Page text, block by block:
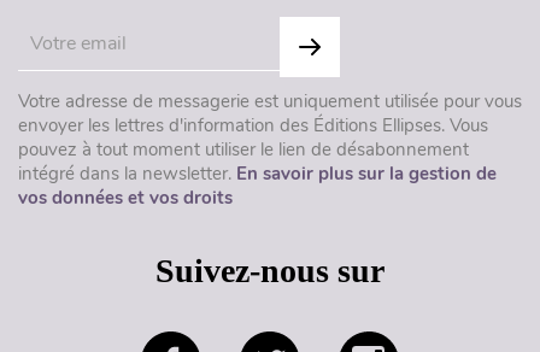
Votre adresse de messagerie est uniquement utilisée pour vous
envoyer les lettres d'information des Éditions Ellipses. Vous
pouvez à tout moment utiliser le lien de désabonnement
intégré dans la newsletter. En savoir plus sur la gestion de
vos données et vos droits
Suivez-nous sur